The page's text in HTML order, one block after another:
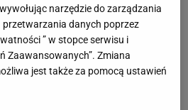
prezydentem w III RP? Dudy nie
dobrze nawet wyborcy PiS
narzędzie do zarządzania
danych poprzez
” w stopce serwisu i
Zaawansowanych”. Zmiana
jest także za pomocą ustawień